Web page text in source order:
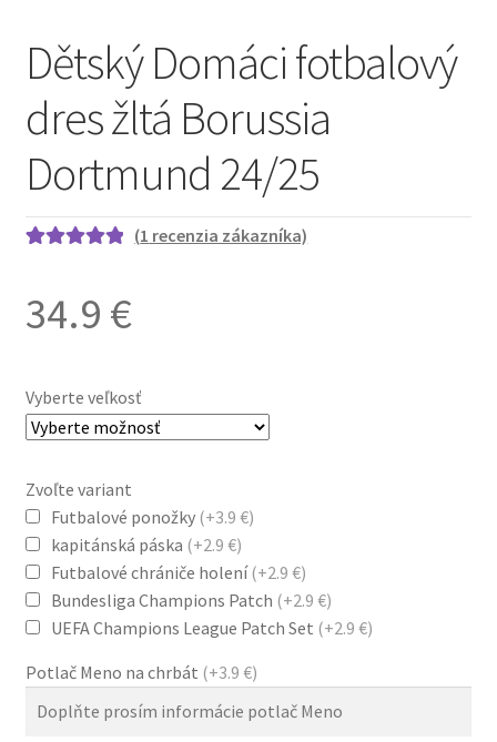
Dětský Domáci fotbalový
dres žltá Borussia
Dortmund 24/25
základe
(1 recenzia zákazníka)
34.9 €
Vyberte veľkosť
Zvoľte variant
Futbalové ponožky (+3.9 €)
kapitánská páska (+2.9 €)
Futbalové chrániče holení(+2.9 €)
Bundesliga Champions Patch (+2.9 €)
UEFA Champions League Patch Set (+2.9 €)
Potlač Meno na chrbát (+3.9 €)